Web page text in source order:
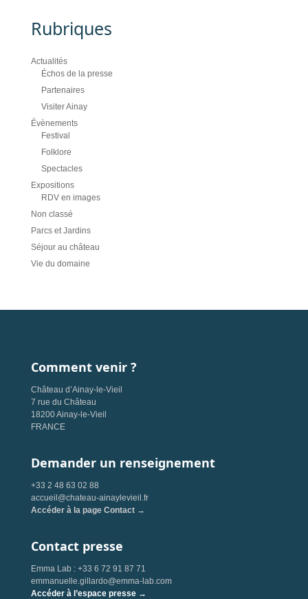
Rubriques
Actualités
Échos de la presse
Partenaires
Visiter Ainay
Évènements
Festival
Folklore
Spectacles
Expositions
RDV en images
Non classé
Parcs et Jardins
Séjour au château
Vie du domaine
Comment venir ?
Château d’Ainay-le-Vieil
7 rue du Château
18200 Ainay-le-Vieil
FRANCE
Demander un renseignement
+33 2 48 63 02 88
accueil@chateau-ainaylevieil.fr
Accéder à la page Contact →
Contact presse
Emma Lab : +33 6 72 91 87 71
emmanuelle.gillardo@emma-lab.com
Accéder à l’espace presse →